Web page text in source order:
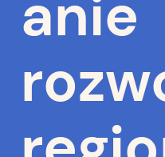
anie